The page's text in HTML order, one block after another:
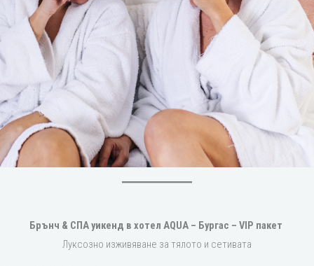
Брънч & СПА уикенд в хотел AQUA – Бургас – VIP пакет
Луксозно изживяване за тялото и сетивата